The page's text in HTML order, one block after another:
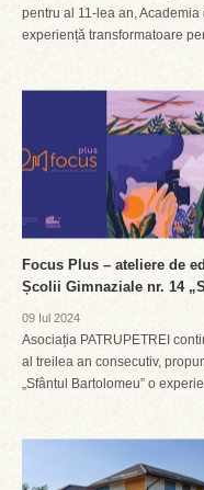
pentru al 11-lea an,
experiență transformatoare
Focus Plus – ateliere de
Școlii Gimnaziale nr. 14
09 Iul 2024
Asociația PATRUPETREI
al treilea an consecutiv,
„Sfântul Bartolomeu” o